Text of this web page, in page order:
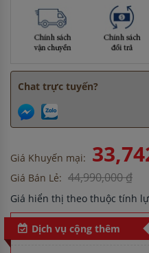
Chat trực tuyến?
Giá Khuyến mại:
Giá Bán Lẻ: 44,990,000 ₫
Giá hiển thị theo thuộc tính
Dịch vụ cộng thêm